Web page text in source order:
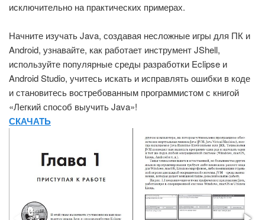
исключительно на практических примерах.
Начните изучать Java, создавая несложные игры для ПК и
Android, узнавайте, как работает инструмент JShell,
используйте популярные среды разработки Eclipse и
Android Studio, учитесь искать и исправлять ошибки в коде
и становитесь востребованным программистом с книгой
«Легкий способ выучить Java»!
СКАЧАТЬ